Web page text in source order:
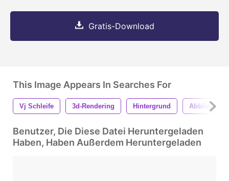
Gratis-Download
This Image Appears In Searches For
Vj Schleife 3d-Rendering Hintergrund Abbildung
Benutzer, Die Diese Datei Heruntergeladen
Haben, Haben Außerdem Heruntergeladen